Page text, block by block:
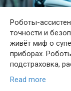
Роботы-
точности и
живёт миф о
приборах.
подстраховка,
Read more